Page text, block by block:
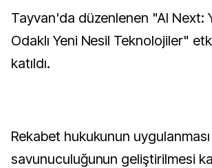
Tayvan'da düzenlenen "AI Next:
Odaklı Yeni Nesil Teknolojiler"
katıldı.
Rekabet hukukunun
savunuculuğunun geliştirilmesi